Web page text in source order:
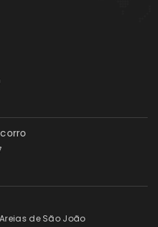
de São João